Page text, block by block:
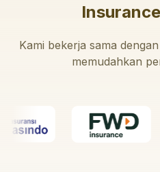
Insurance
Kami bekerja sama
memudahkan